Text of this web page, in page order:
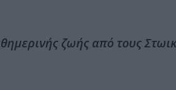
ζωής από τους